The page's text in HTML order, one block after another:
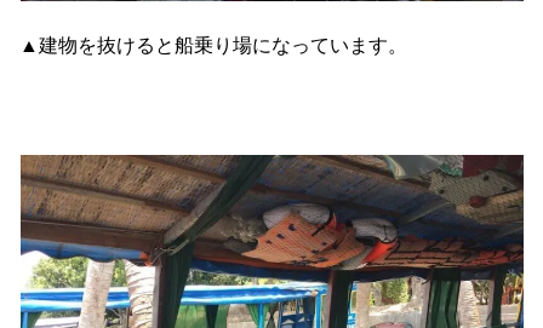
▲建物を抜けると船乗り場になっています。